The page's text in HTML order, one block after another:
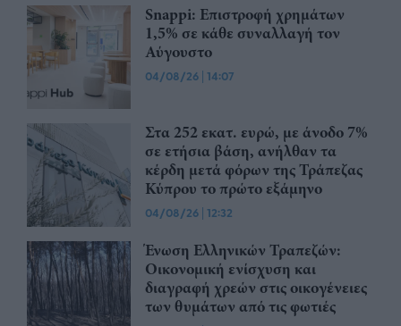
Snappi: Επιστροφή χρημάτων
1,5% σε κάθε συναλλαγή τον
Αύγουστο
04/08/26 | 14:07
Στα 252 εκατ. ευρώ, με άνοδο 7%
σε ετήσια βάση, ανήλθαν τα
κέρδη μετά φόρων της Τράπεζας
Κύπρου το πρώτο εξάμηνο
04/08/26 | 12:32
Ένωση Ελληνικών Τραπεζών:
Οικονομική ενίσχυση και
διαγραφή χρεών στις οικογένειες
των θυμάτων από τις φωτιές